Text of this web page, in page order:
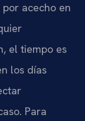
acecho en
el tiempo es
los días
Para